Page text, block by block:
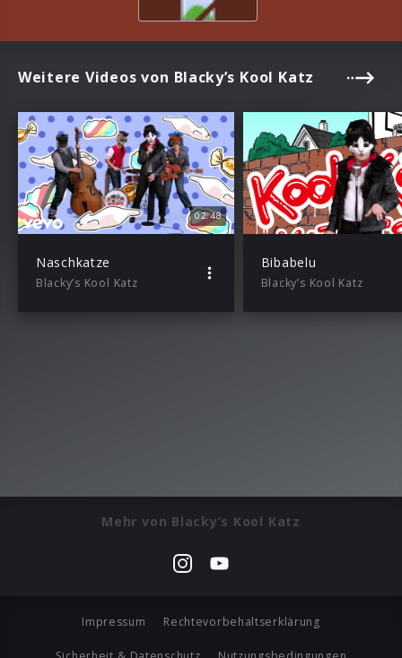
Weitere Videos von Blacky’s Kool Katz
02:48
Naschkatze
Blacky’s Kool Katz
Bibabelu
Blacky’s Kool Katz
Mehr von Blacky’s Kool Katz
Impressum Rechtevorbehaltserklärung